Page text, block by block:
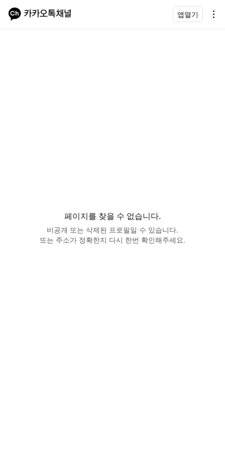
앱열기
페이지를 찾을 수 없습니다.
비공개 또는 삭제된 프로필일 수 있습니다.
또는 주소가 정확한지 다시 한번 확인해주세요.